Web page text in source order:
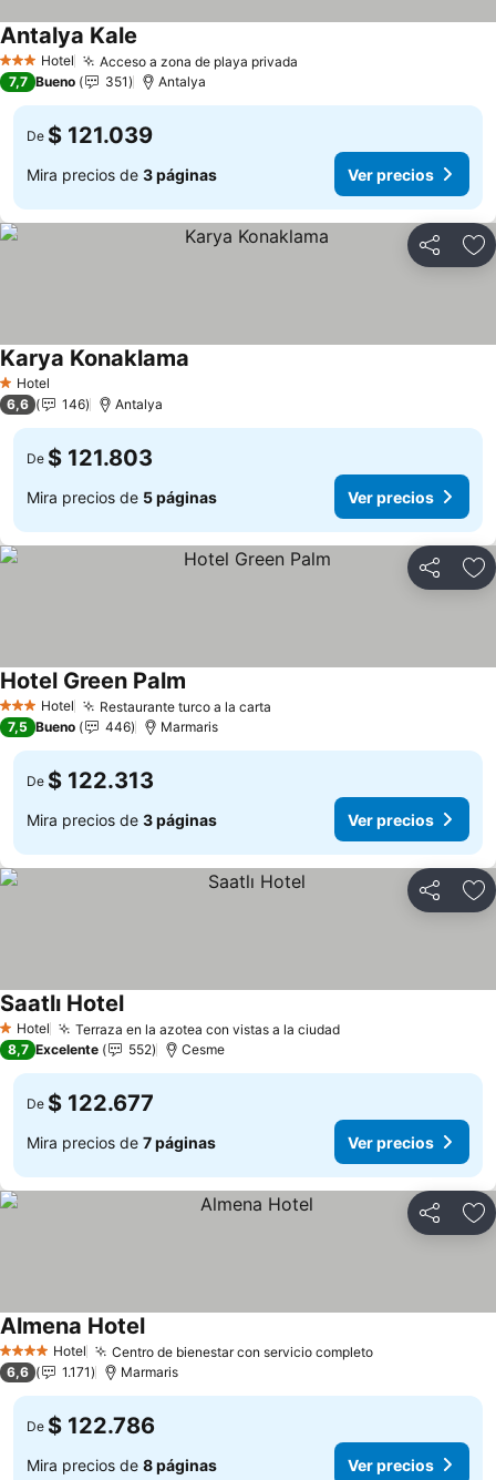
3 Estrellas
Hotel Acceso a zona de playa privada
Antalya Kale
7,7 Bueno 351 Antalya
De $ 121.039
Mira precios de 3 páginas Ver precios
Compartir
1 Estrellas
Hotel
Karya Konaklama
6,6 146 Antalya
De $ 121.803
Mira precios de 5 páginas Ver precios
Compartir
3 Estrellas
Hotel Restaurante turco a la carta
Hotel Green Palm
7,5 Bueno 446 Marmaris
De $ 122.313
Mira precios de 3 páginas Ver precios
Compartir
1 Estrellas
Hotel Terraza en la azotea con vistas a la ciudad
Saatlı Hotel
8,7 Excelente 552 Cesme
De $ 122.677
Mira precios de 7 páginas Ver precios
Compartir
4 EstrellasHotel Centro de bienestar con servicio completo
Almena Hotel
6,6 1.171 Marmaris
De $ 122.786
Mira precios de 8 páginas Ver precios